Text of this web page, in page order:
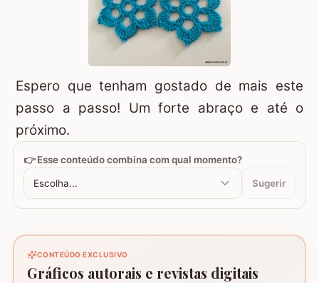
Espero que tenham gostado de mais este
passo a passo! Um forte abraço e até o
próximo.
👉 Esse conteúdo combina com qual momento?
Escolha... Sugerir
CONTEÚDO EXCLUSIVO
Gráficos autorais e revistas digitais